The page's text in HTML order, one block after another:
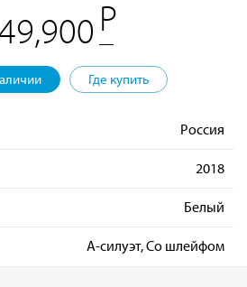
Где купить
Россия
2018
Белый
А-силуэт, Со шлейфом